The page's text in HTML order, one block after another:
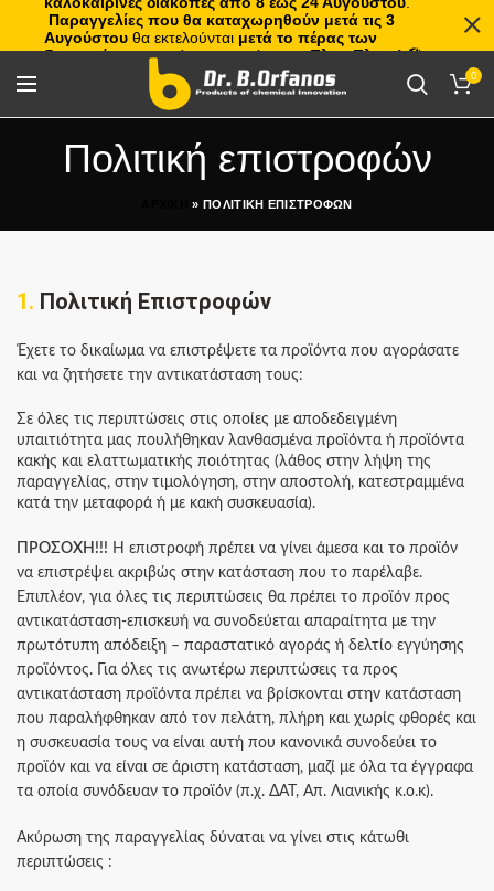
0
Πολιτική επιστροφών
» ΠΟΛΙΤΙΚΗ ΕΠΙΣΤΡΟΦΩΝ
1. Πολιτική Επιστροφών​
Έχετε το δικαίωμα να επιστρέψετε τα προϊόντα που αγοράσατε
και να ζητήσετε την αντικατάσταση τους:
Σε όλες τις περιπτώσεις στις οποίες με αποδεδειγμένη
υπαιτιότητα μας πουλήθηκαν λανθασμένα προϊόντα ή προϊόντα
κακής και ελαττωματικής ποιότητας (λάθος στην λήψη της
παραγγελίας, στην τιμολόγηση, στην αποστολή, κατεστραμμένα
κατά την μεταφορά ή με κακή συσκευασία).
ΠΡΟΣΟΧΗ!!! Η επιστροφή πρέπει να γίνει άμεσα και το προϊόν
να επιστρέψει ακριβώς στην κατάσταση που το παρέλαβε.
Επιπλέον, για όλες τις περιπτώσεις θα πρέπει το προϊόν προς
αντικατάσταση-επισκευή να συνοδεύεται απαραίτητα με την
πρωτότυπη απόδειξη – παραστατικό αγοράς ή δελτίο εγγύησης
προϊόντος. Για όλες τις ανωτέρω περιπτώσεις τα προς
αντικατάσταση προϊόντα πρέπει να βρίσκονται στην κατάσταση
που παραλήφθηκαν από τον πελάτη, πλήρη και χωρίς φθορές και
η συσκευασία τους να είναι αυτή που κανονικά συνοδεύει το
προϊόν και να είναι σε άριστη κατάσταση, μαζί με όλα τα έγγραφα
τα οποία συνόδευαν το προϊόν (π.χ. ΔΑΤ, Απ. Λιανικής κ.ο.κ).
Ακύρωση της παραγγελίας δύναται να γίνει στις κάτωθι
περιπτώσεις :
Παραγγελίες που θα καταχωρηθούν μετά τις 3
Αυγούστου θα εκτελούνται μετά το πέρας των
διακοπών, με σειρά προτεραιότητας.Πλιτς Πλατς!🏖️🌊